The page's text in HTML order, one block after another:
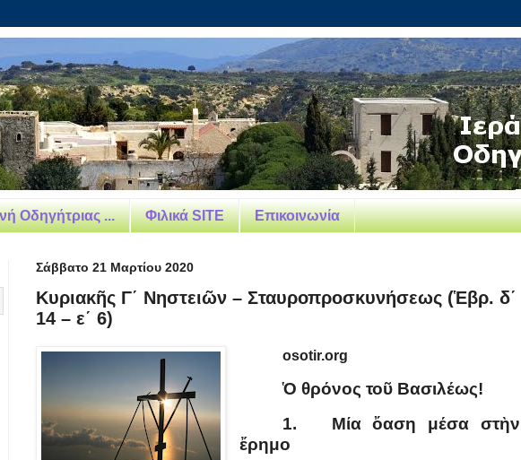
Οδηγήτριας ... Φιλικά SITE Επικοινωνία
Σάββατο 21 Μαρτίου 2020
Κυριακῆς Γ΄ Νηστειῶν – Σταυροπροσκυνήσεως (Ἑβρ. δ΄
14 – ε΄ 6)
osotir.org
Ὁ θρόνος τοῦ Βασιλέως!
1. Μία ὄαση μέσα στὴν
ἔρημο